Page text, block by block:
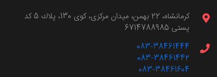
كرمانشاه، 22 بهمن، ميدان مركزی، كوی 130، پلاك 5 کد
پستی 6714788985
083-38461444
083-38461442
083-38461604